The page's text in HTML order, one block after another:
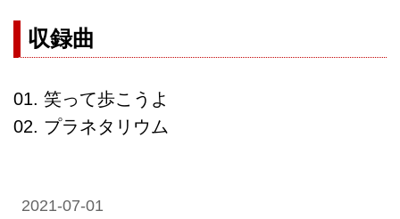
収録曲
01. 笑って歩こうよ
02. プラネタリウム
2021-07-01